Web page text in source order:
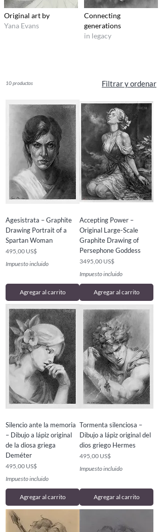
Original art by
Yana Evans
Connecting
generations
in legacy
10 productos Filtrar y ordenar
Agesistrata – Graphite
Drawing Portrait of a
Spartan Woman
Precio
495,00 US$
Impuesto incluido
Agregar al carrito
Accepting Power –
Original Large-Scale
Graphite Drawing of
Persephone Goddess
Precio
3495,00 US$
Impuesto incluido
Agregar al carrito
Silencio ante la memoria
– Dibujo a lápiz original
de la diosa griega
Deméter
Precio
495,00 US$
Impuesto incluido
Agregar al carrito
Tormenta silenciosa –
Dibujo a lápiz original del
dios griego Hermes
Precio
495,00 US$
Impuesto incluido
Agregar al carrito